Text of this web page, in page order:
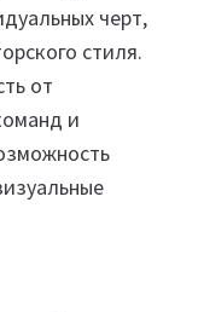
черт,
стиля.
от
и